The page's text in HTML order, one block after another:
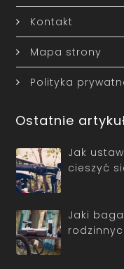
Kontakt
Mapa strony
Polityka
Ostatnie
Jak
cieszyć
Jaki